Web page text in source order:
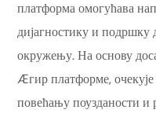
платформа омогућава
дијагностику и
окружењу. На основу
Æгир платформе,
повећању поузданости и